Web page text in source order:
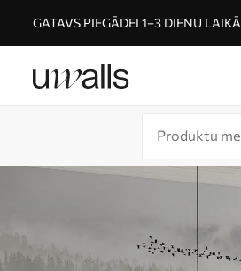
GATAVS PIEGĀDEI 1–3 DIENU LAIKĀ